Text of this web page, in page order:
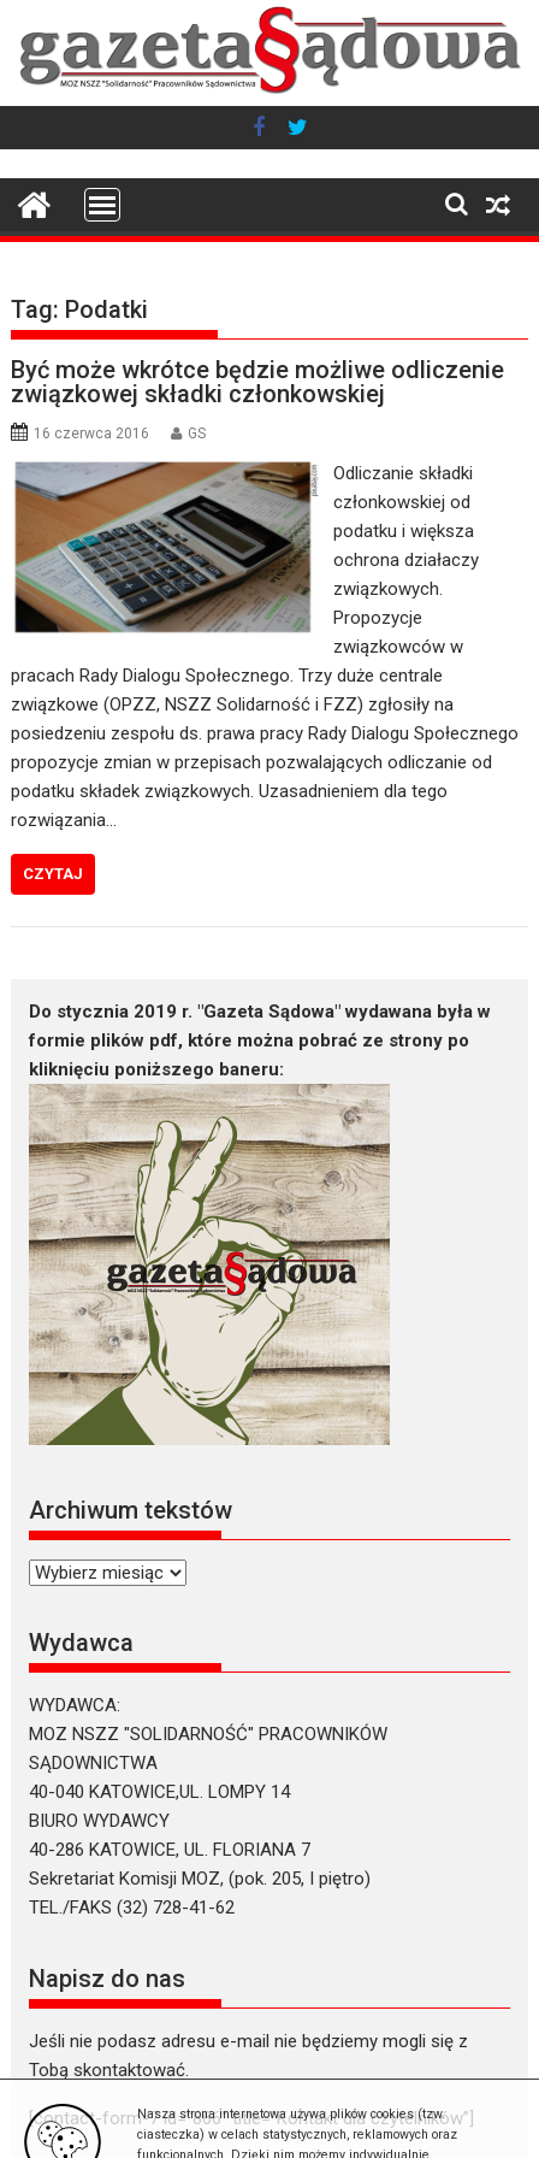
Nasza strona internetowa używa plików cookies (tzw.
ciasteczka) w celach statystycznych, reklamowych oraz
content
Tag: Podatki
Być może wkrótce będzie możliwe odliczenie
związkowej składki członkowskiej
16 czerwca 2016 GS
Odliczanie składki
członkowskiej od
podatku i większa
ochrona działaczy
związkowych.
Propozycje
związkowców w
pracach Rady Dialogu Społecznego. Trzy duże centrale
związkowe (OPZZ, NSZZ Solidarność i FZZ) zgłosiły na
posiedzeniu zespołu ds. prawa pracy Rady Dialogu Społecznego
propozycje zmian w przepisach pozwalających odliczanie od
podatku składek związkowych. Uzasadnieniem dla tego
rozwiązania…
CZYTAJ
Do stycznia 2019 r. "Gazeta Sądowa" wydawana była w
formie plików pdf, które można pobrać ze strony po
kliknięciu poniższego baneru:
Archiwum tekstów
Archiwum
Wydawca
WYDAWCA:
MOZ NSZZ "SOLIDARNOŚĆ" PRACOWNIKÓW
SĄDOWNICTWA
40-040 KATOWICE,UL. LOMPY 14
BIURO WYDAWCY
40-286 KATOWICE, UL. FLORIANA 7
Sekretariat Komisji MOZ, (pok. 205, I piętro)
TEL./FAKS (32) 728-41-62
Napisz do nas
Jeśli nie podasz adresu e-mail nie będziemy mogli się z
Tobą skontaktować.
[contact-form-7 id=”866″ title=”Kontakt dla czytelników”]